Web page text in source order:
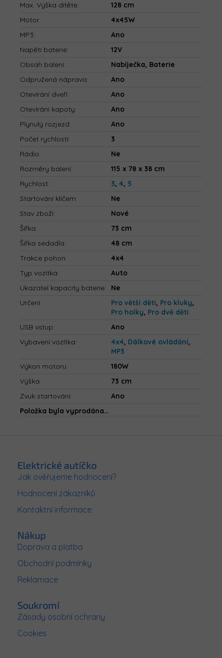
Max. Výška dítěte:
128 cm
Motor:
4x45W
MP3:
Ano
Napětí baterie:
12V
Obsah balení:
Nabíječka, Baterie
Odpružená náprava:
Ano
Otevírání dveří:
Ano
Otevírání kapoty:
Ano
Plynulý rozjezd:
Ano
Počet rychlostí:
3
Rádio:
Ne
Rozměry balení:
115 x 78 x 38 cm
Rychlost: 3, 4, 5
Startování klíčem:
Ne
Stav zboží:
Nové
Šířka:
73 cm
Šířka sedadla:
48 cm
Trakce pohon:
4x4
Typ vozítka:
Auto
Ukazatel kapacity baterie:
Ne
Určení: Pro větší děti, Pro kluky,
Pro holky, Pro dvě děti
USB vstup:
Ano
Vybavení vozítka: 4x4, Dálkové ovládání,
MP3
Výkon motoru:
180W
Výška:
73 cm
Zvuk startování:
Ano
Položka byla vyprodána…
Elektrické autíčko
Jak ověřujeme hodnocení?
Hodnocení zákazníků
Kontaktní informace
Nákup
Doprava a platba
Obchodní podmínky
Reklamace
Soukromí
Zásady osobní ochrany
Cookies